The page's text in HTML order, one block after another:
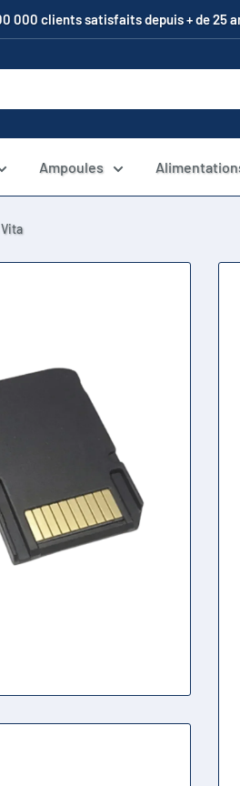
000 clients satisfaits depuis + de 25
Ampoules